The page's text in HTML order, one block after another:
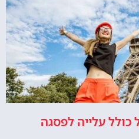
כולל עלייה לפסגה